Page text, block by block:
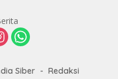
Siber Redaksi